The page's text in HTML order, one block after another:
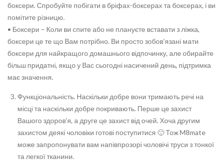
боксери. Спробуйте побігати в бріфах-боксерах та боксерах, і ви
помітите різницю.
• Боксери – Коли ви спите або не плануєте вставати з ліжка,
боксери це те що Вам потрібно. Ви просто зобов’язані мати
боксери для найкращого домашнього відпочинку, але обирайте
більш придатні, якщо у Вас сьогодні насичений день, підтримка
має значення.
Функціональність. Наскільки добре вони тримають речі на
місці та наскільки добре покривають. Перше це захист
Вашого здоров’я, а друге це захист від очей. Хоча другим
захистом деякі чоловіки готові поступитися 🙂 Тож M8mate
може запропонувати вам напівпрозорі чоловічі труси з тонкої
та легкої тканини.